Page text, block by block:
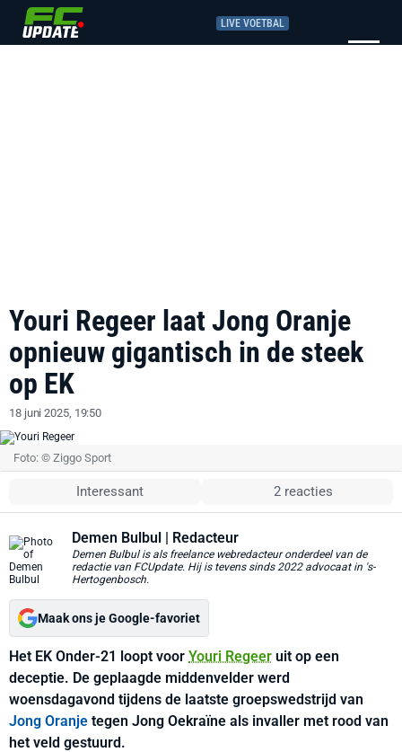
LIVE VOETBAL
Youri Regeer laat Jong Oranje
opnieuw gigantisch in de steek
op EK
18 juni 2025, 19:50
Foto: © Ziggo Sport
Interessant 2 reacties
Demen Bulbul | Redacteur
Demen Bulbul is als freelance webredacteur onderdeel van de
redactie van FCUpdate. Hij is tevens sinds 2022 advocaat in 's-
Hertogenbosch.
Maak ons je Google-favoriet
Het EK Onder-21 loopt voor Youri Regeer uit op een
deceptie. De geplaagde middenvelder werd
woensdagavond tijdens de laatste groepswedstrijd van
Jong Oranje tegen Jong Oekraïne als invaller met rood van
het veld gestuurd.